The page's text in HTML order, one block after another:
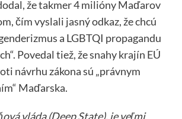
že takmer 4 milióny Maďarov
čím vyslali jasný odkaz, že chcú
a LGBTQI propagandu
Povedal tiež, že snahy krajín EÚ
návrhu zákona sú „právnym
Maďarska.
vláda (Deep State), je veľmi